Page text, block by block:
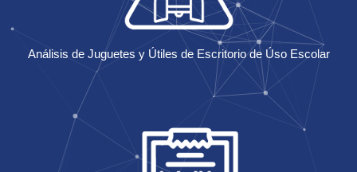
Análisis de Juguetes y Útiles de Escritorio de Úso Escolar